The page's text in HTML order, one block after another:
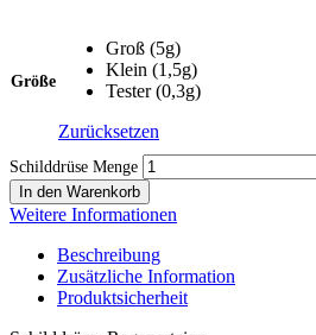
Größe
Groß (5g)
Klein (1,5g)
Tester (0,3g)
Zurücksetzen
Schilddrüse Menge
In den Warenkorb
Weitere Informationen
Beschreibung
Zusätzliche Information
Produktsicherheit